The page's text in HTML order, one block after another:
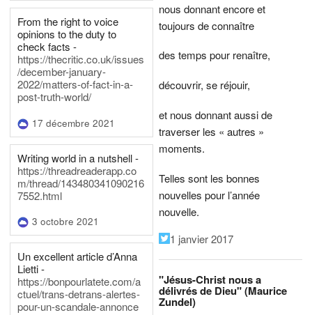
From the right to voice
opinions to the duty to
check facts -
https://thecritic.co.uk/issues
/december-january-
2022/matters-of-fact-in-a-
post-truth-world/
17 décembre 2021
Writing world in a nutshell -
https://threadreaderapp.co
m/thread/143480341090216
7552.html
3 octobre 2021
Un excellent article d’Anna
Lietti -
https://bonpourlatete.com/a
ctuel/trans-detrans-alertes-
pour-un-scandale-annonce
nous donnant encore et
toujours de connaître
des temps pour renaître,
découvrir, se réjouir,
et nous donnant aussi de
traverser les « autres »
moments.
Telles sont les bonnes
nouvelles pour l’année
nouvelle.
1 janvier 2017
"Jésus-Christ nous a
délivrés de Dieu" (Maurice
Zundel)